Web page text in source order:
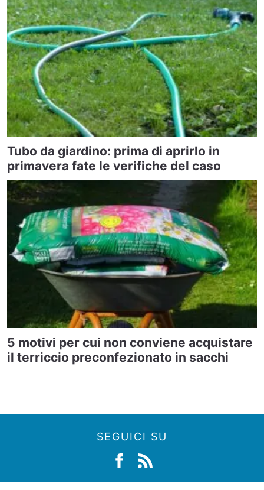
Tubo da giardino: prima di aprirlo in
primavera fate le verifiche del caso
5 motivi per cui non conviene acquistare
il terriccio preconfezionato in sacchi
SEGUICI SU